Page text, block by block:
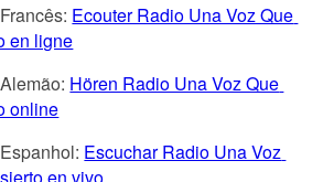
Ecouter Radio Una Voz Que
en ligne
Hören Radio Una Voz Que
online
Escuchar Radio Una Voz
en vivo